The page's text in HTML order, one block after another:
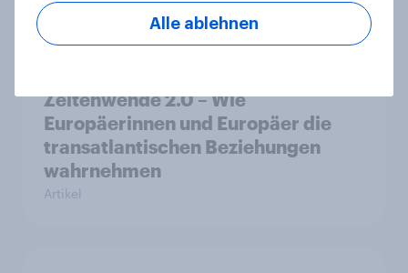
Artikel
Zeitenwende 2.0 – Wie
Europäerinnen und Europäer die
transatlantischen Beziehungen
wahrnehmen
Artikel
Alle ablehnen